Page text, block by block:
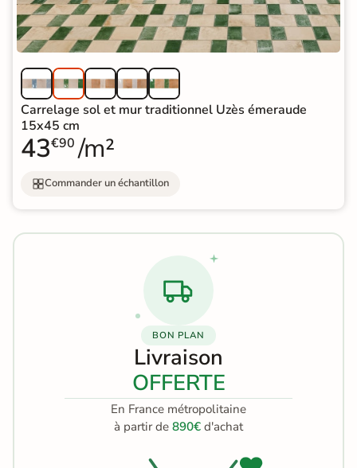
Carrelage sol et mur traditionnel Uzès émeraude
15x45 cm
43€90 /m²
Commander un échantillon
BON PLAN
Livraison
OFFERTE
En France métropolitaine
à partir de 890€ d'achat